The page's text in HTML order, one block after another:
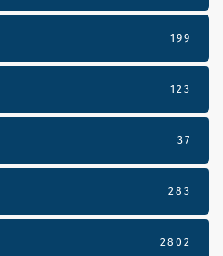
199
123
37
283
2802